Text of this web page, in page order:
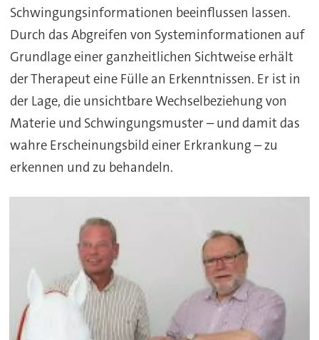
Schwingungsinformationen beeinflussen lassen.
Durch das Abgreifen von Systeminformationen auf
Grundlage einer ganzheitlichen Sichtweise erhält
der Therapeut eine Fülle an Erkenntnissen. Er ist in
der Lage, die unsichtbare Wechselbeziehung von
Materie und Schwingungsmuster – und damit das
wahre Erscheinungsbild einer Erkrankung – zu
erkennen und zu behandeln.